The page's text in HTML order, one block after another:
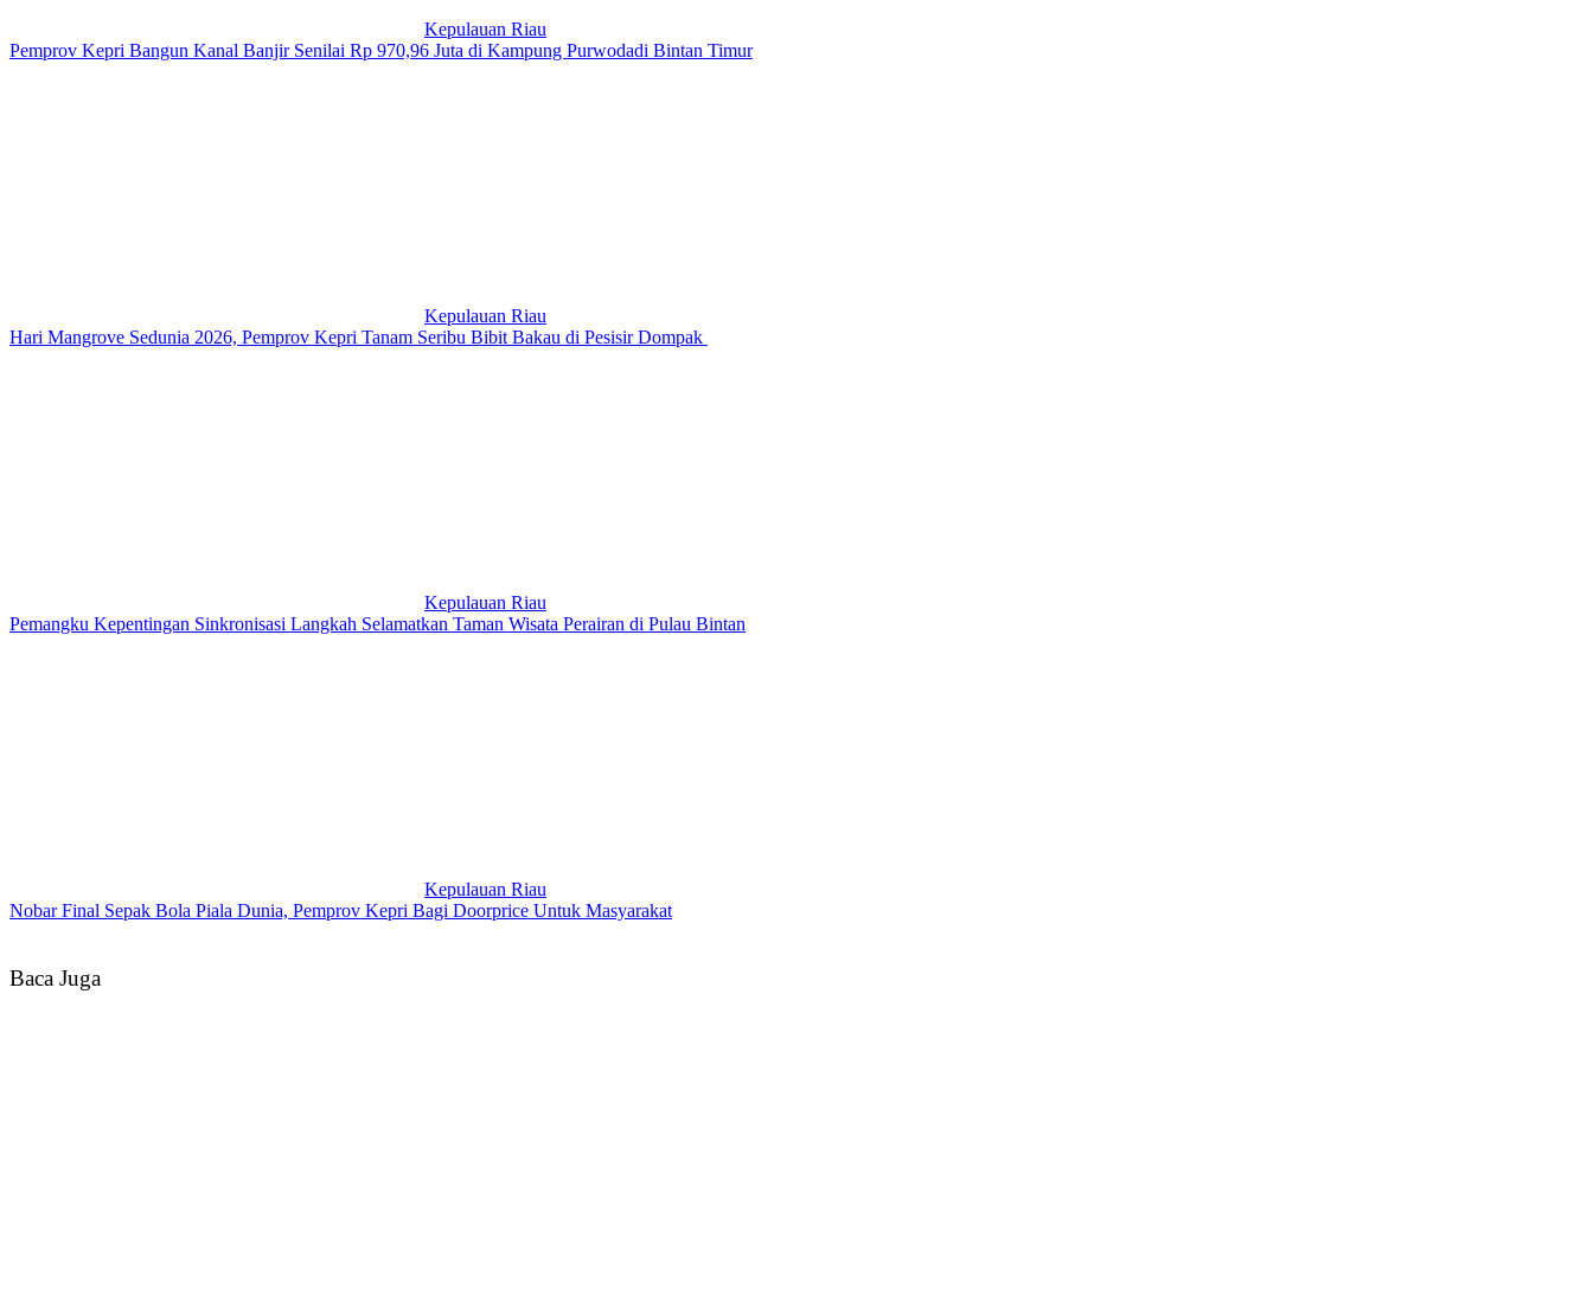
Kepulauan Riau
Pemprov Kepri Bangun Kanal Banjir Senilai Rp 970,96 Juta di Kampung Purwodadi Bintan Timur
Kepulauan Riau
Hari Mangrove Sedunia 2026, Pemprov Kepri Tanam Seribu Bibit Bakau di Pesisir Dompak
Kepulauan Riau
Pemangku Kepentingan Sinkronisasi Langkah Selamatkan Taman Wisata Perairan di Pulau Bintan
Kepulauan Riau
Nobar Final Sepak Bola Piala Dunia, Pemprov Kepri Bagi Doorprice Untuk Masyarakat
Baca Juga